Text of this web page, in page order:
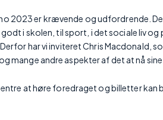
2023 er krævende og udfordrende.
i skolen, til sport, i det sociale liv
har vi inviteret Chris Macdonald,
mange andre aspekter af det at nå
at høre foredraget og billetter kan